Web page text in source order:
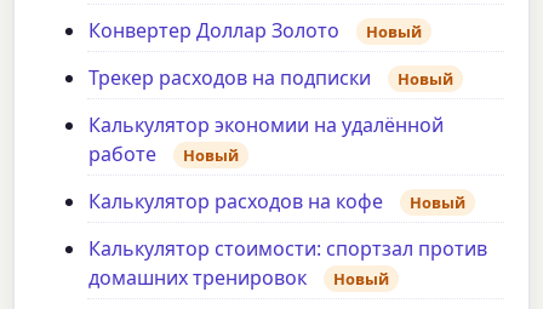
Конвертер Доллар Золото Новый
Трекер расходов на подписки Новый
Калькулятор экономии на удалённой
работе
Новый
Калькулятор расходов на кофе Новый
Калькулятор стоимости: спортзал против
домашних тренировок
Новый